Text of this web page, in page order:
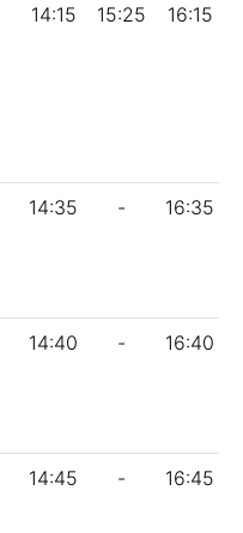
14:15 15:25 16:15
14:35 - 16:35
14:40 - 16:40
14:45 - 16:45